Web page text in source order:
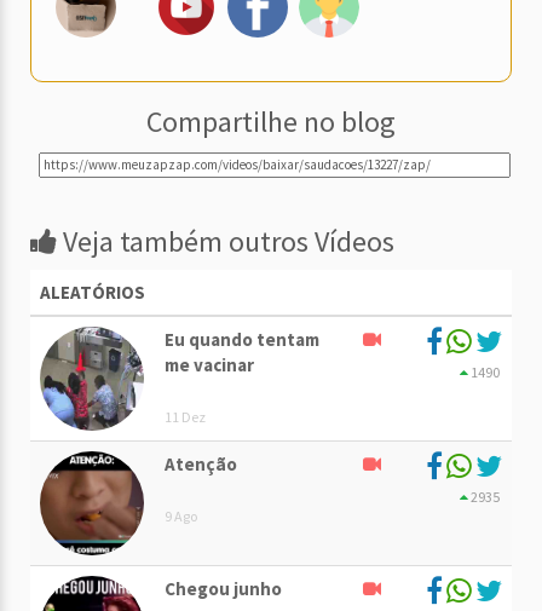
Compartilhe no blog
Veja também outros Vídeos
ALEATÓRIOS
Eu quando tentam
me vacinar
11 Dez
1490
Atenção
9 Ago
2935
Chegou junho